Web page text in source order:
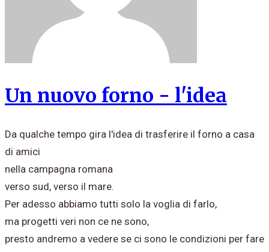
Un nuovo forno - l'idea
Da qualche tempo gira l'idea di trasferire il forno a casa
di amici
nella campagna romana
verso sud, verso il mare.
Per adesso abbiamo tutti solo la voglia di farlo,
ma progetti veri non ce ne sono,
presto andremo a vedere se ci sono le condizioni per fare